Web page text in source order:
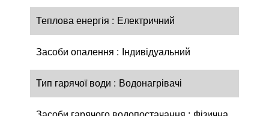
Теплова енергія Електричний
Засоби опалення Індивідуальний
Тип гарячої води Водонагрівачі